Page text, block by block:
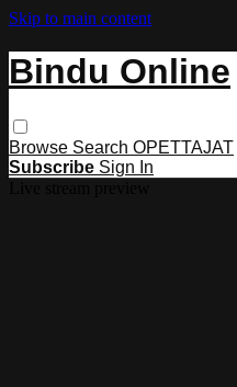
Skip to main content
Bindu Online
Browse Search OPETTAJAT
Subscribe Sign In